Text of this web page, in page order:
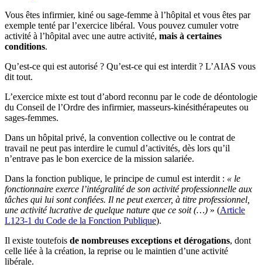
Vous êtes infirmier, kiné ou sage-femme à l’hôpital et vous êtes par
exemple tenté par l’exercice libéral. Vous pouvez cumuler votre
activité à l’hôpital avec une autre activité, mais à certaines
conditions.
Qu’est-ce qui est autorisé ? Qu’est-ce qui est interdit ? L’AIAS vous
dit tout.
L’exercice mixte est tout d’abord reconnu par le code de déontologie
du Conseil de l’Ordre des infirmier, masseurs-kinésithérapeutes ou
sages-femmes.
Dans un hôpital privé, la convention collective ou le contrat de
travail ne peut pas interdire le cumul d’activités, dès lors qu’il
n’entrave pas le bon exercice de la mission salariée.
Dans la fonction publique, le principe de cumul est interdit : « le
fonctionnaire exerce l’intégralité de son activité professionnelle aux
tâches qui lui sont confiées. Il ne peut exercer, à titre professionnel,
une activité lucrative de quelque nature que ce soit (…) » (Article
L123-1 du Code de la Fonction Publique).
Il existe toutefois de nombreuses exceptions et dérogations, dont
celle liée à la création, la reprise ou le maintien d’une activité
libérale.